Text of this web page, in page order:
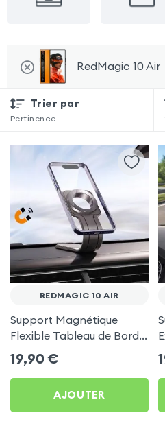
RedMagic 10 Air
Trier par
Pertinence
REDMAGIC 10 AIR
Support Magnétique
Flexible Tableau de Bord
et Écran central pour
RedMagic 10 Air
19,90 €
AJOUTER